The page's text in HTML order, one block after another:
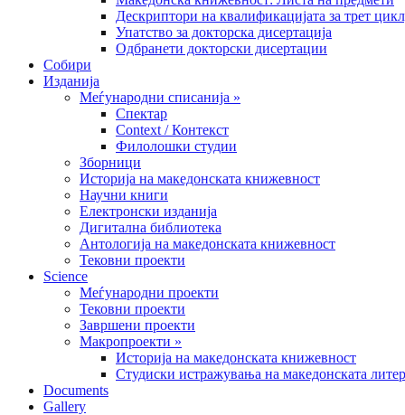
Дескриптори на квалификацијата за трет
Упатство за докторска дисертација
Одбранети докторски дисертации
Собири
Изданија
Меѓународни списанија »
Спектар
Context / Контекст
Филолошки студии
Зборници
Историја на македонската книжевност
Научни книги
Електронски изданија
Дигитална библиотека
Антологија на македонската книжевност
Тековни проекти
Science
Меѓународни проекти
Тековни проекти
Завршени проекти
Макропроекти »
Историја на македонската книжевност
Студиски истражувања на македонската
Documents
Gallery